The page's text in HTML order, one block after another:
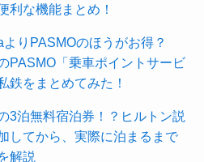
利な機能まとめ！
りPASMOのほうがお得？
PASMO「乗車ポイントサービ
鉄をまとめてみた！
3泊無料宿泊券！？ヒルトン説
してから、実際に泊まるまで
解説